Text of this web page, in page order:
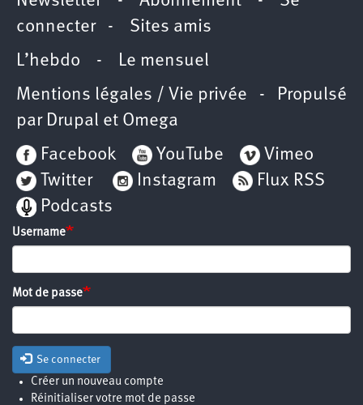
connecter- Sites amis
L’hebdo - Le mensuel
Mentions légales / Vie privée - Propulsé
par Drupal et Omega
Facebook
YouTube
Vimeo
Twitter
Instagram
Flux RSS
Podcasts
Username
Mot de passe
Se connecter
Créer un nouveau compte
Réinitialiser votre mot de passe